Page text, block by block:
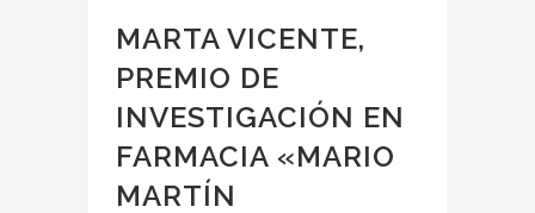
MARTA VICENTE,
PREMIO DE
INVESTIGACIÓN EN
FARMACIA «MARIO
MARTÍN